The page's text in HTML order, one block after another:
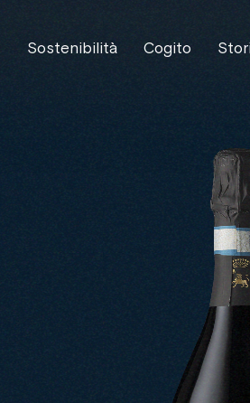
Sostenibilità Cogito